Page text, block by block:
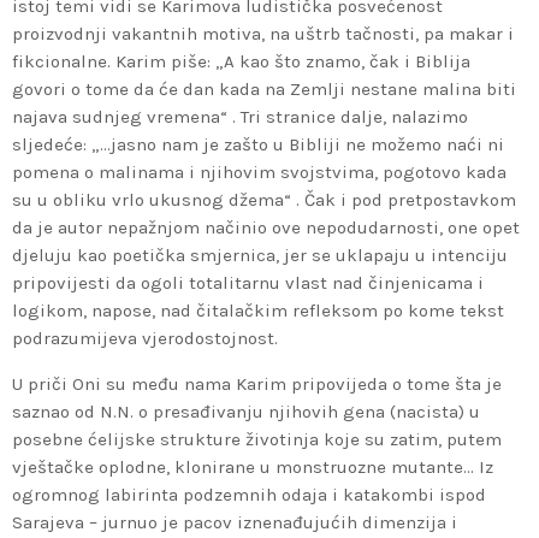
istoj temi vidi se Karimova ludistička posvećenost
proizvodnji vakantnih motiva, na uštrb tačnosti, pa makar i
fikcionalne. Karim piše: „A kao što znamo, čak i Biblija
govori o tome da će dan kada na Zemlji nestane malina biti
najava sudnjeg vremena“ . Tri stranice dalje, nalazimo
sljedeće: „…jasno nam je zašto u Bibliji ne možemo naći ni
pomena o malinama i njihovim svojstvima, pogotovo kada
su u obliku vrlo ukusnog džema“ . Čak i pod pretpostavkom
da je autor nepažnjom načinio ove nepodudarnosti, one opet
djeluju kao poetička smjernica, jer se uklapaju u intenciju
pripovijesti da ogoli totalitarnu vlast nad činjenicama i
logikom, napose, nad čitalačkim refleksom po kome tekst
podrazumijeva vjerodostojnost.
U priči Oni su među nama Karim pripovijeda o tome šta je
saznao od N.N. o presađivanju njihovih gena (nacista) u
posebne ćelijske strukture životinja koje su zatim, putem
vještačke oplodne, klonirane u monstruozne mutante… Iz
ogromnog labirinta podzemnih odaja i katakombi ispod
Sarajeva – jurnuo je pacov iznenađujućih dimenzija i